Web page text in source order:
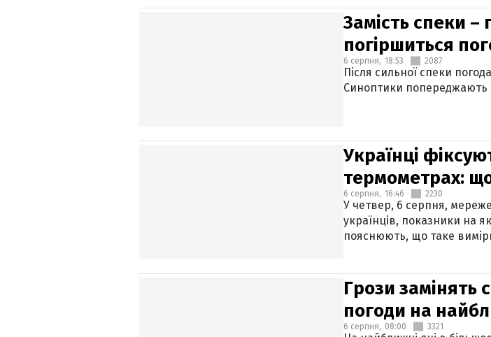
Замість спеки –
погіршиться
6 серпня, 18:53 2087
Після сильної спеки
Синоптики попереджають
Українці
термометрах:
6 серпня, 16:46 2230
У четвер, 6 серпня,
українців, показники на
пояснюють, що таке
Грози замінять
погоди на
6 серпня, 08:00 3321